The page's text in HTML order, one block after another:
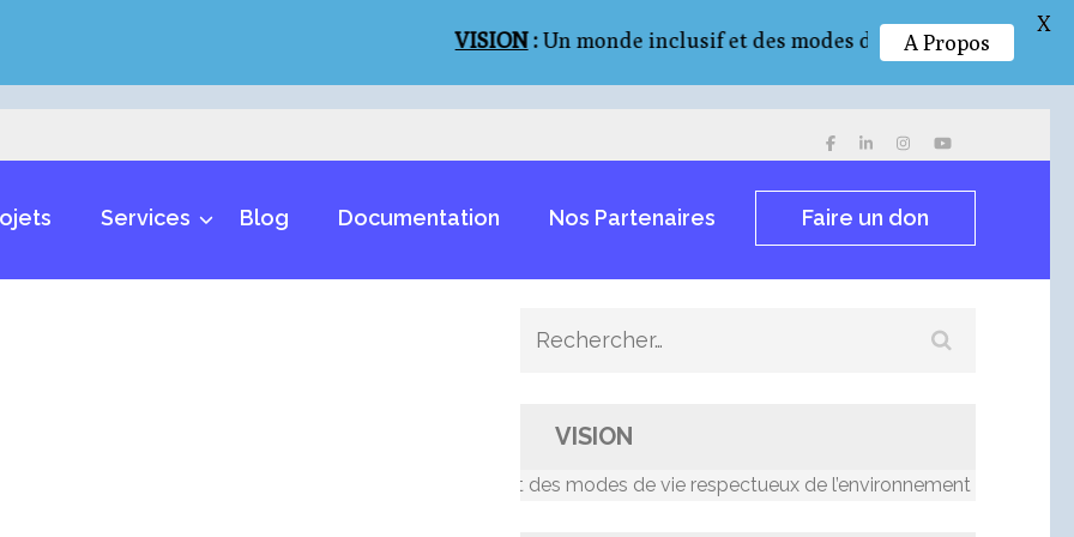
Services Blog Documentation Nos Partenaires Faire un don
Rechercher :
VISION
Un monde inclusif et des modes de vie respectueux de l’environnement et résilients
VISION:Un monde inclusif et des modes de vie respectueux de
A Propos
X